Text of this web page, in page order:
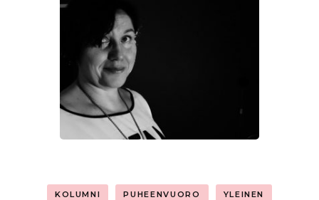
KOLUMNI PUHEENVUORO YLEINEN